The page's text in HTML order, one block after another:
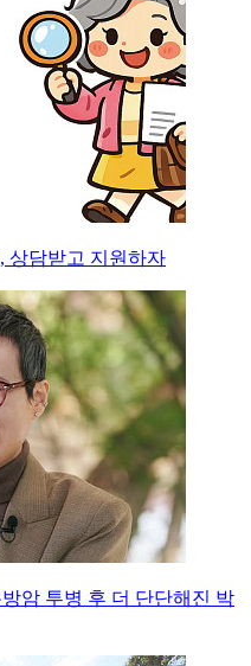
상담받고 지원하자
암 투병 후 더 단단해진 박